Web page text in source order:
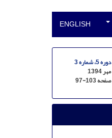
ENGLISH
دوره 5، شماره 3
مهر 1394
صفحه97-103